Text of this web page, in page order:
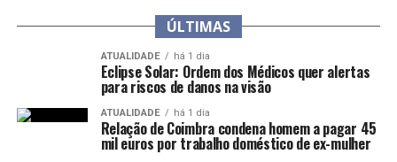
ÚLTIMAS
ATUALIDADE há 1 dia
Eclipse Solar: Ordem dos Médicos quer alertas
para riscos de danos na visão
ATUALIDADE há 1 dia
Relação de Coimbra condena homem a pagar 45
mil euros por trabalho doméstico de ex-mulher